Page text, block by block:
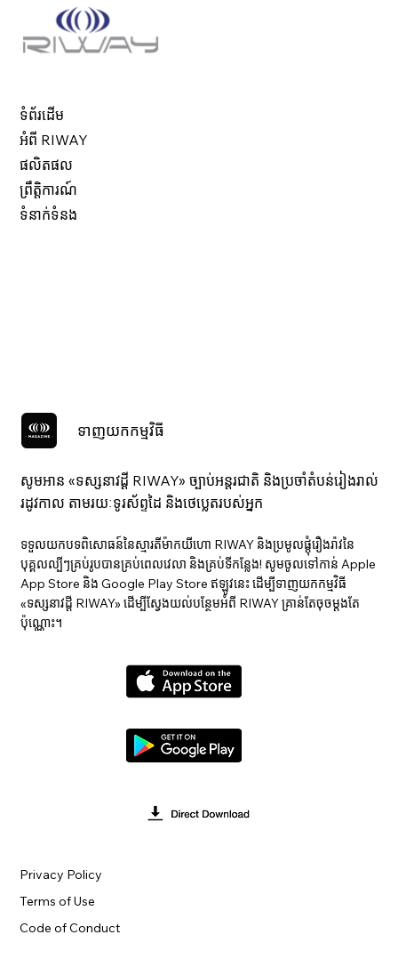
ទំព័រដើម
អំពី RIWAY
ផលិតផល
ព្រឹត្តិការណ៍
ទំនាក់ទំនង
ទាញយកកម្មវិធី
សូមអាន «ទស្សនាវ​ដ្ដី RIWAY» ច្បាប់អន្តរជាតិ និងប្រចាំតំបន់រៀងរាល់
រដូវកាល តាមរយៈទូរស័ព្ទដៃ និងថេប្លេតរបស់អ្នក
ទទួលយកបទពិសោធន៍នៃស្មារតីម៉ាកយីហោ RIWAY និងប្រមូលផ្តុំរឿងរ៉ាវនៃ
បុគ្គលល្បីៗគ្រប់រូបបានគ្រប់ពេលវេលា និងគ្រប់ទីកន្លែង! សូមចូលទៅកាន់ Apple
App Store និង Google Play Store ឥឡូវនេះ ដើម្បីទាញយកកម្មវិធី
«ទស្សនាវ​ដ្ដី RIWAY» ដើម្បីស្វែងយល់បន្ថែមអំពី RIWAY គ្រាន់តែចុចម្តងតែ
ប៉ុណ្ណោះ។
Terms of Use
Privacy Policy
Code of Conduct